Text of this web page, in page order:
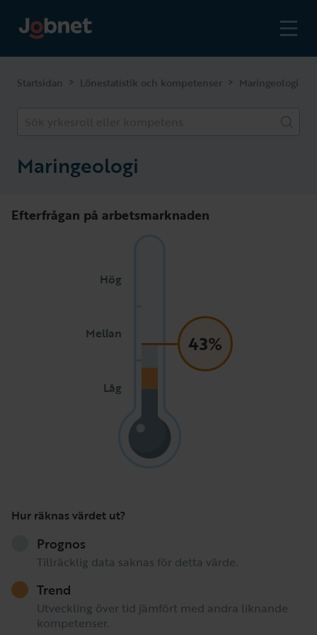
Startsidan > Lönestatistik och kompetenser > Maringeologi
Maringeologi
Efterfrågan på arbetsmarknaden
Hög
Mellan
Låg
43%
Hur räknas värdet ut?
Prognos
Tillräcklig data saknas för detta värde.
Trend
Utveckling över tid jämfört med andra liknande
kompetenser.